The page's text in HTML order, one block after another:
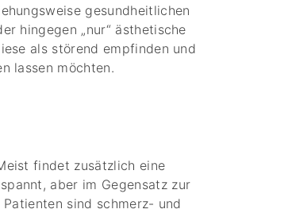
gesundheitlichen
hingegen „nur“ ästhetische
als störend empfinden und
lassen möchten.
findet zusätzlich eine
aber im Gegensatz zur
sind schmerz- und